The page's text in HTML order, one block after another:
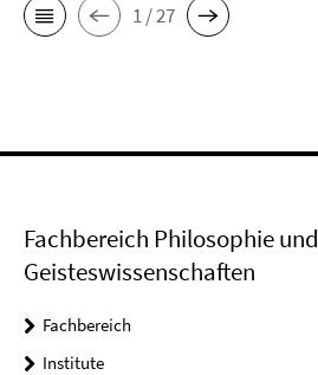
1 / 27
Fachbereich Philosophie und
Geisteswissenschaften
Fachbereich
Institute